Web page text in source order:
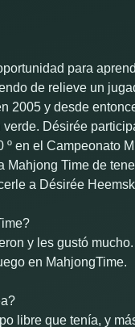
para
de relieve un
2005 y desde
Désirée
en el Campeonato
Time de
a Désirée
y les gustó
en MahjongTime.
libre que tenía, y